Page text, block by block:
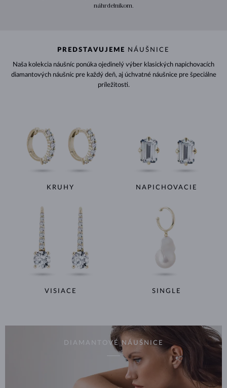
náhrdelníkom.
PREDSTAVUJEME NÁUŠNICE
Naša kolekcia náušníc ponúka ojedinelý výber klasických napichovacích
diamantových náušníc pre každý deň, aj úchvatné náušnice pre špeciálne
príležitosti.
KRUHY NAPICHOVACIE
VISIACE SINGLE
DIAMANTOVÉ NÁUŠNICE